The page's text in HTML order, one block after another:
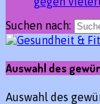
Suchen nach:
Auswahl des
Auswahl des